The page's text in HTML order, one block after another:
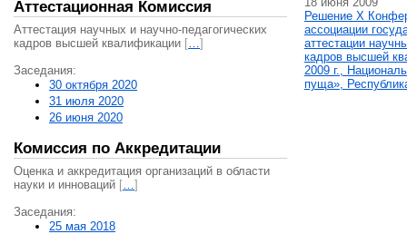
Аттестационная Комиссия
Аттестация научных и научно-педагогических
кадров высшей квалификации […]
Заседания:
30 октября 2020
31 июля 2020
26 июня 2020
Комиссия по Аккредитации
Оценка и аккредитация организаций в области
науки и инноваций […]
Заседания:
25 мая 2018
Решение X
ассоциации
аттестации
кадров высшей
2009 г.,
пуща»,